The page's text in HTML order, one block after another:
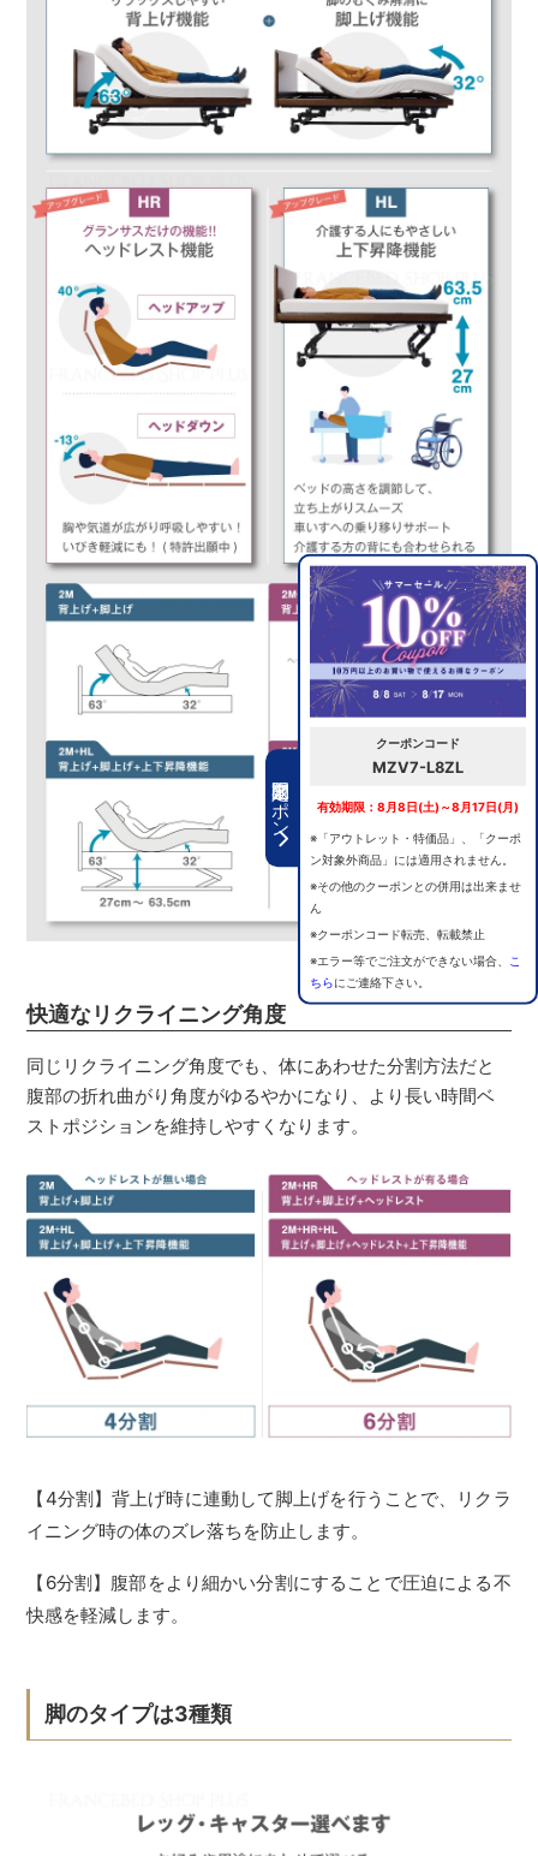
期間限定クーポン
クーポンコード
MZV7-L8ZL
有効期限：8月8日(土)～8月17日(月)
※「アウトレット・特価品」、「クーポ
ン対象外商品」には適用されません。
※その他のクーポンとの併用は出来ませ
ん
※クーポンコード転売、転載禁止
※エラー等でご注文ができない場合、
こ
ちらにご連絡下さい。
快適なリクライニング角度
同じリクライニング角度でも、体にあわせた分割方法だと
腹部の折れ曲がり角度がゆるやかになり、より長い時間ベ
ストポジションを維持しやすくなります。
【4分割】背上げ時に連動して脚上げを行うことで、リクラ
イニング時の体のズレ落ちを防止します。
【6分割】腹部をより細かい分割にすることで圧迫による不
快感を軽減します。
脚のタイプは3種類